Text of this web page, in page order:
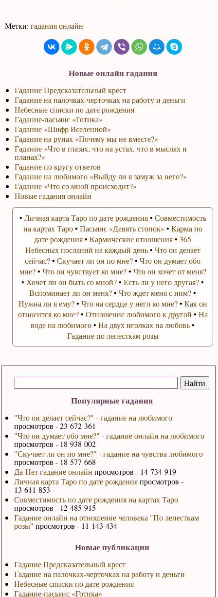
Популярные гадания
"Что он делает сейчас?" - гадание на любимого
просмотров - 23 672 361
"Что он думает обо мне?" - гадание онлайн на любимого
просмотров - 18 938 002
"Скучает ли он по мне?" - гадание на чувства любимого
просмотров - 18 577 668
Да-Нет гадание онлайн просмотров - 14 734 919
Личная карта Таро по дате рожденияпросмотров -
13 611 853
Совместимость по дате рождения на картах Таро
просмотров - 12 485 915
Гадание онлайн на отношение человека "По лепесткам
розы" просмотров - 11 143 434
Новые публикации
Гадание Предсказательный крест
Гадание на палочках-черточках на работу и деньги
Небесные списки по дате рождения
Гадание-пасьянс «Готика»
Метки:гадания онлайн
Новые онлайн гадания
Гадание Предсказательный крест
Гадание на палочках-черточках на работу и деньги
Небесные списки по дате рождения
Гадание-пасьянс «Готика»
Гадание «Шифр Вселенной»
Гадание на рунах «Почему мы не вместе?»
Гадание «Что в глазах, что на устах, что в мыслях и
планах?»
Гадание по кругу ответов
Гадание на любимого «Выйду ли я замуж за него?»
Гадание «Что со мной происходит?»
Новые гадания онлайн
• Личная карта Таро по дате рождения• Совместимость
на картах Таро• Пасьянс «Девять стопок» • Карма по
дате рождения•Кармические отношения•365
Небесных посланий на каждый день• Что он делает
сейчас?•Скучает ли он по мне?•Что он думает обо
мне?• Что он чувствует ко мне?• Что он хочет от меня?
• Хочет ли он быть со мной?•Есть ли у него другая?•
Вспоминает ли он меня?•Что ждет меня с ним?•
Нужна ли я ему?• Что на сердце у него ко мне?• Как он
относится ко мне?• Отношение любимого к другой • На
воде на любимого•На двух иголках на любовь•
Гадание по лепесткам розы